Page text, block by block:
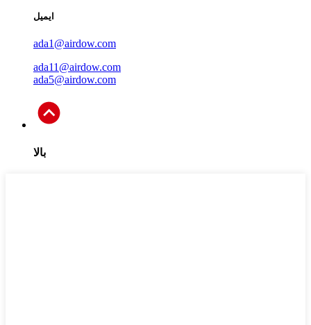
ایمیل
ada1@airdow.com
ada11@airdow.com
ada5@airdow.com
بالا